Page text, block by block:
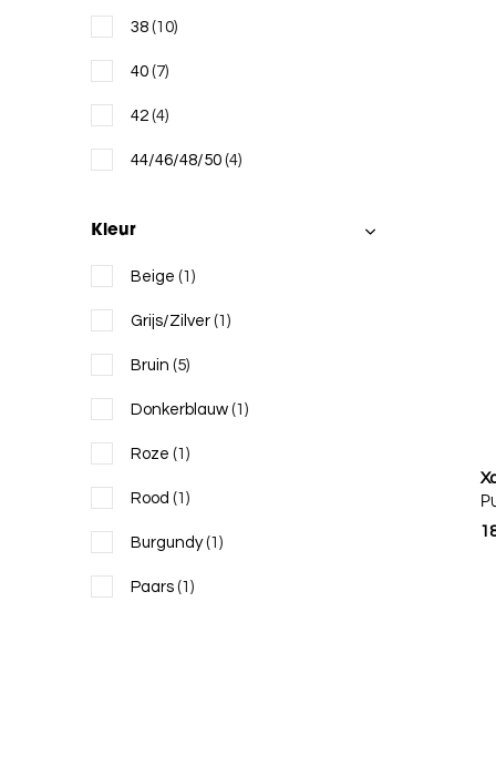
38 (10)
40 (7)
42 (4)
44/46/48/50 (4)
Kleur
Beige (1)
Grijs/Zilver (1)
Bruin (5)
Donkerblauw (1)
Roze (1)
Rood (1)
Burgundy(1)
Paars (1)